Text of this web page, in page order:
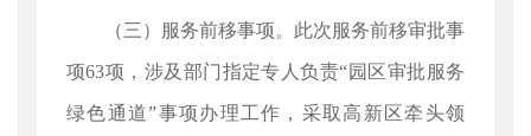
（三）服务前移事项。此次服务前移审批事
项63项，涉及部门指定专人负责“园区审批服务
绿色通道”事项办理工作，采取高新区牵头领